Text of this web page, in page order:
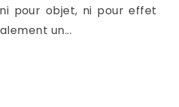
pour objet, ni pour effet
un...